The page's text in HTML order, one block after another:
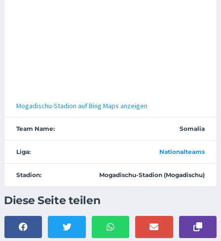
Mogadischu-Stadion auf Bing Maps anzeigen
Team Name: Somalia
Liga: Nationalteams
Stadion: Mogadischu-Stadion (Mogadischu)
Diese Seite teilen